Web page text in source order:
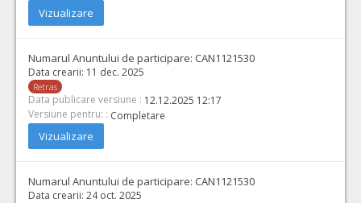
Vizualizare
Numarul Anuntului de participare: CAN1121530
Data crearii: 11 dec. 2025
Retras
Data publicare versiune : 12.12.2025 12:17
Versiune pentru: : Completare
Vizualizare
Numarul Anuntului de participare: CAN1121530
Data crearii: 24 oct. 2025